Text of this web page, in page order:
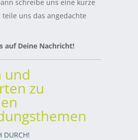
schreibe uns eine kurze
teile uns das angedachte
auf Deine Nachricht!
und
zu
DURCH!